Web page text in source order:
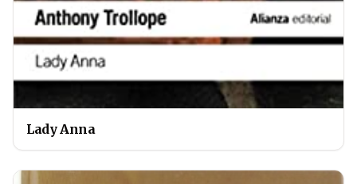
Lady Anna